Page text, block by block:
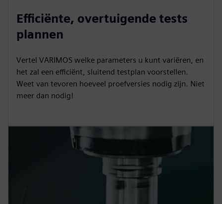
Efficiënte, overtuigende tests
plannen
Vertel VARIMOS welke parameters u kunt variëren, en
het zal een efficiënt, sluitend testplan voorstellen.
Weet van tevoren hoeveel proefversies nodig zijn. Niet
meer dan nodig!